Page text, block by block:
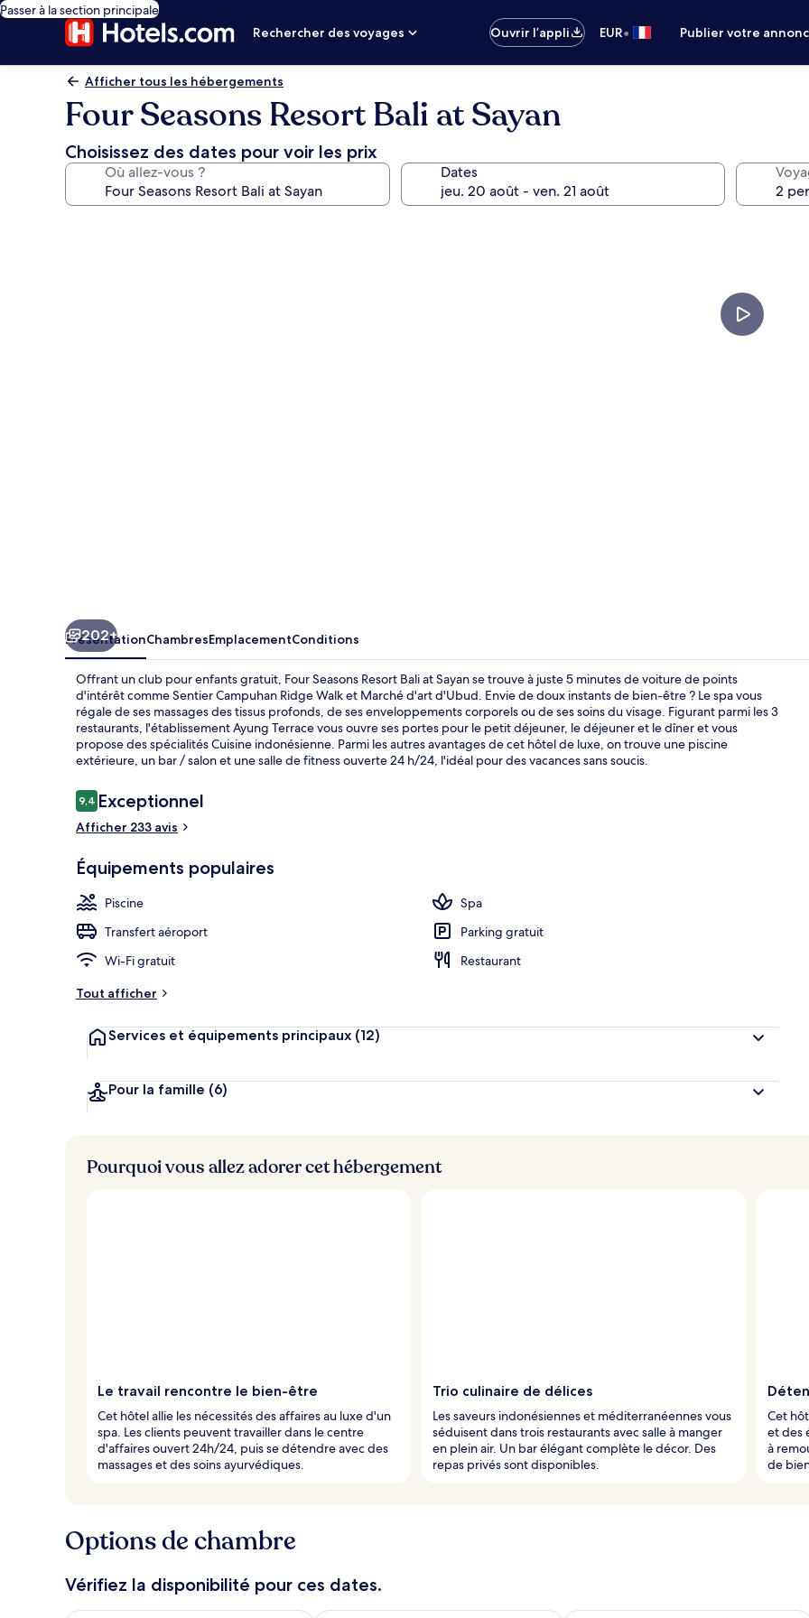
Passer à la section principale
Rechercher des voyages
Ouvrir l’appli EUR• Publier votre
Afficher tous les hébergements
Four Seasons Resort Bali at Sayan
Choisissez des dates pour voir les prix
Où allez-vous ? Dates
Suite, 1
202+
PrésentationChambresEmplacementConditions
Offrant un club pour enfants gratuit, Four Seasons Resort Bali at Sayan se trouve à juste 5 minutes de voiture de points
d'intérêt comme Sentier Campuhan Ridge Walk et Marché d'art d'Ubud. Envie de doux instants de bien-être ? Le spa vous
régale de ses massages des tissus profonds, de ses enveloppements corporels ou de ses soins du visage. Figurant parmi les 3
restaurants, l'établissement Ayung Terrace vous ouvre ses portes pour le petit déjeuner, le déjeuner et le dîner et vous
propose des spécialités Cuisine indonésienne. Parmi les autres avantages de cet hôtel de luxe, on trouve une piscine
extérieure, un bar / salon et une salle de fitness ouverte 24 h/24, l'idéal pour des vacances sans soucis.
Avis
voyageurs
9,49,4 sur 10
Exceptionnel
Afficher 233 avis
Équipements populaires
Piscine
Spa
Transfert aéroport
Parking gratuit
Wi-Fi gratuit
Restaurant
Tout afficher
Services et équipements principaux (12)
Pour la famille (6)
Pourquoi vous allez adorer cet hébergement
Le travail rencontre le bien-être
Cet hôtel allie les nécessités des affaires au luxe d'un
spa. Les clients peuvent travailler dans le centre
d'affaires ouvert 24h/24, puis se détendre avec des
massages et des soins ayurvédiques.
Trio culinaire de délices
Les saveurs indonésiennes et méditerranéennes vous
séduisent dans trois restaurants avec salle à manger
en plein air. Un bar élégant complète le décor. Des
repas privés sont disponibles.
Cet
et des
à
de
Options de chambre
Vérifiez la disponibilité pour ces dates.